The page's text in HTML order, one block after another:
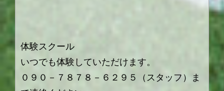
体験スクール
いつでも体験していただけます。
０９０－７８７８－６２９５（スタッフ）ま